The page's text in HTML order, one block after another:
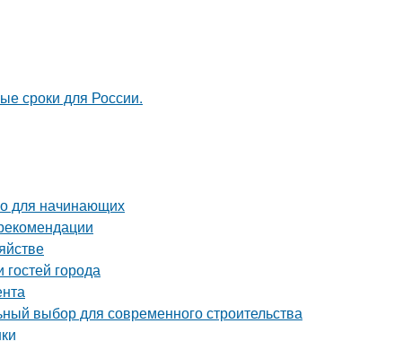
сроки для России.
для начинающих
города
выбор для современного строительства